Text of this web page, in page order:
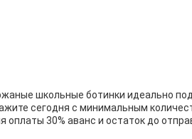
школьные ботинки идеально
сегодня с минимальным
30% аванс и остаток до